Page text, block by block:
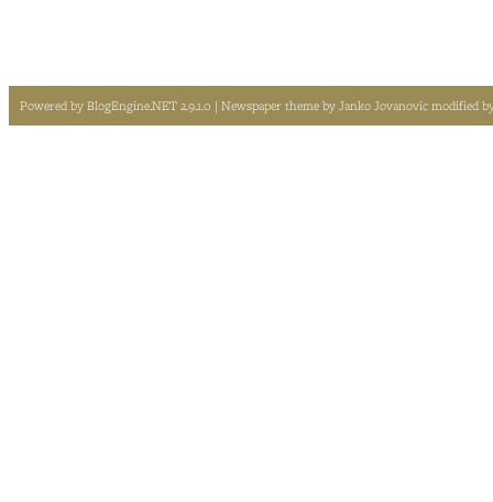
Powered byBlogEngine.NET 2.9.1.0 | Newspaper theme byJanko Jovanovicmodified